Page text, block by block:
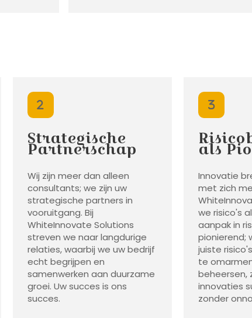
Strategische
Partnerschap
Wij zijn meer dan alleen
consultants; we zijn uw
strategische partners in
vooruitgang. Bij
WhiteInnovate Solutions
streven we naar langdurige
relaties, waarbij we uw bedrijf
echt begrijpen en
samenwerken aan duurzame
groei. Uw succes is ons
succes.
als
Innovatie
met zich
we risico's
aanpak in
pionierend;
juiste
te
beheersen,
innovaties
zonder